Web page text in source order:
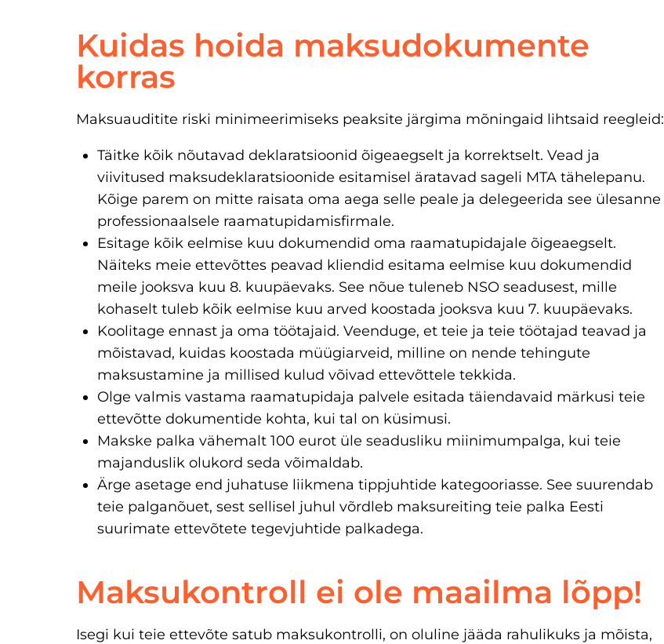
Kuidas hoida maksudokumente
korras
Maksuauditite riski minimeerimiseks peaksite järgima mõningaid lihtsaid reegleid:
Täitke kõik nõutavad deklaratsioonid õigeaegselt ja korrektselt. Vead ja
viivitused maksudeklaratsioonide esitamisel äratavad sageli MTA tähelepanu.
Kõige parem on mitte raisata oma aega selle peale ja delegeerida see ülesanne
professionaalsele raamatupidamisfirmale.
Esitage kõik eelmise kuu dokumendid oma raamatupidajale õigeaegselt.
Näiteks meie ettevõttes peavad kliendid esitama eelmise kuu dokumendid
meile jooksva kuu 8. kuupäevaks. See nõue tuleneb NSO seadusest, mille
kohaselt tuleb kõik eelmise kuu arved koostada jooksva kuu 7. kuupäevaks.
Koolitage ennast ja oma töötajaid. Veenduge, et teie ja teie töötajad teavad ja
mõistavad, kuidas koostada müügiarveid, milline on nende tehingute
maksustamine ja millised kulud võivad ettevõttele tekkida.
Olge valmis vastama raamatupidaja palvele esitada täiendavaid märkusi teie
ettevõtte dokumentide kohta, kui tal on küsimusi.
Makske palka vähemalt 100 eurot üle seadusliku miinimumpalga, kui teie
majanduslik olukord seda võimaldab.
Ärge asetage end juhatuse liikmena tippjuhtide kategooriasse. See suurendab
teie palganõuet, sest sellisel juhul võrdleb maksureiting teie palka Eesti
suurimate ettevõtete tegevjuhtide palkadega.
Maksukontroll ei ole maailma lõpp!
Isegi kui teie ettevõte satub maksukontrolli, on oluline jääda rahulikuks ja mõista,